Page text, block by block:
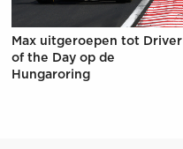
Max uitgeroepen tot Driver
of the Day op de
Hungaroring